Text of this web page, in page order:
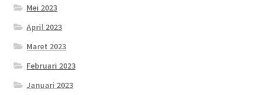
Mei 2023
April 2023
Maret 2023
Februari 2023
Januari 2023